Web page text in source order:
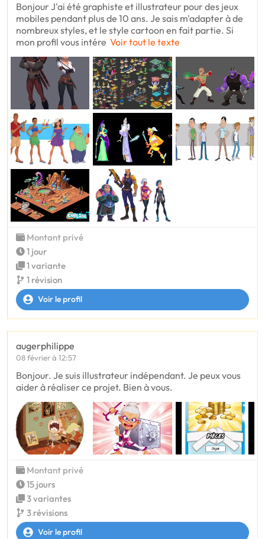
Bonjour J'ai été graphiste et illustrateur pour des jeux
mobiles pendant plus de 10 ans. Je sais m'adapter à de
nombreux styles, et le style cartoon en fait partie. Si
mon profil vous intére Voir tout le texte
Montant privé
1 jour
1 variante
1 révision
Voir le profil
augerphilippe
08 février à 12:57
Bonjour. Je suis illustrateur indépendant. Je peux vous
aider à réaliser ce projet. Bien à vous.
Montant privé
15 jours
3 variantes
3 révisions
Voir le profil